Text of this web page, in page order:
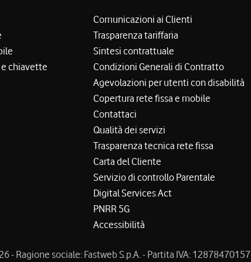
chiavette
Comunicazioni ai Clienti
Trasparenza tariffaria
Sintesi contrattuale
Condizioni Generali di Contratto
Agevolazioni per utenti con disabilità
Copertura rete fissa e mobile
Contattaci
Qualità dei servizi
Trasparenza tecnica rete fissa
Carta del Cliente
Servizio di controllo Parentale
Digital Services Act
PNRR 5G
Accessibilità
- Ragione sociale: Fastweb S.p.A. - Partita IVA: 12878470157